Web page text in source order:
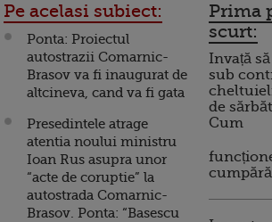
Pe acelasi subiect:
Ponta: Proiectul
autostrazii Comarnic-
Brasov va fi inaugurat de
altcineva, cand va fi gata
Presedintele atrage
atentia noului ministru
Ioan Rus asupra unor
“acte de coruptie” la
autostrada Comarnic-
Brasov. Ponta: “Basescu
Prima
scurt:
Invață
sub
de
Cum